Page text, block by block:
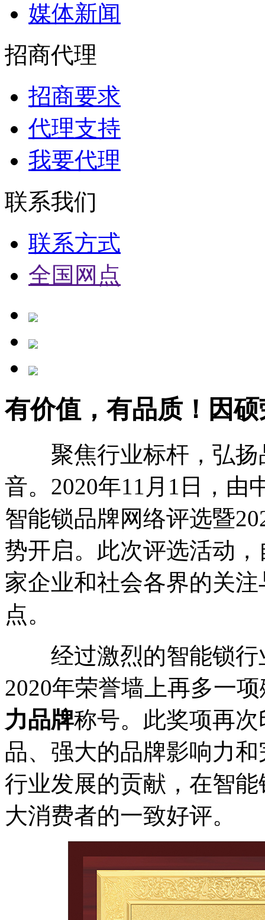
媒体新闻
招商代理
招商要求
代理支持
我要代理
联系我们
联系方式
全国网点
有价值，有品质！因
聚焦行业标杆，弘扬
音。2020年11月1日，由
智能锁品牌网络评选暨
势开启。此次评选活动
家企业和社会各界的关
点。
经过激烈的智能锁行
2020年荣誉墙上再多一
力品牌称号。此奖项再
品、强大的品牌影响力
行业发展的贡献，在智
大消费者的一致好评。